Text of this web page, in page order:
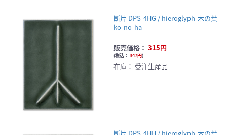
断片 DPS-4HG / hieroglyph-木の葉
ko-no-ha
販売価格： 315円
(税込： 347円)
在庫： 受注生産品